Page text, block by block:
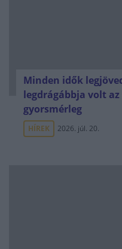
Minden idők
legdrágábbja volt
gyorsmérleg
HÍREK 2026. júl. 20.